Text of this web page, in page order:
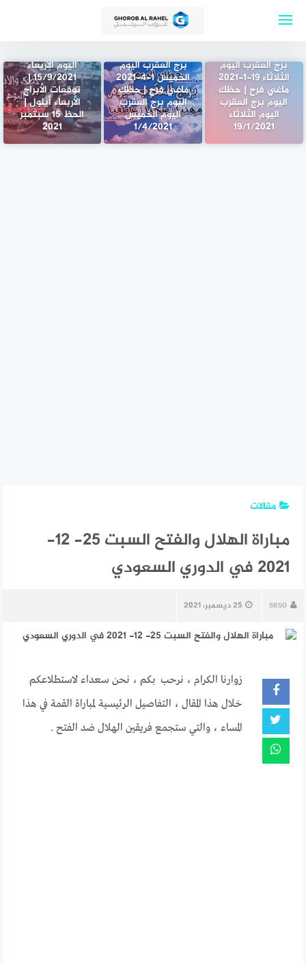
برج العقرب اليوم
الثلاثاء 19-1-2021
ماغي فرح | حظك
اليوم برج العقرب
اليوم الثلاثاء
19/1/2021
برج العقرب اليوم
الخميس 1-4-2021
ماغي فرح | حظك
اليوم برج العقرب
اليوم الخميس
1/4/2021
اليوم الأربعاء
15/9/2021 |
توقعات الأبراج
الأربعاء أيلول |
الحظ 15 سبتمبر
2021
مقالات
مباراة الهلال والفتح السبت 25- 12-
2021 في الدوري السعودي
seso 25 ديسمبر، 2021
زوارنا الكرام ، نرحب بكم ، نحن سعداء لاستطلاعكم
خلال هذا المقال ، التفاصيل الرئيسية لمباراة القمة في هذا
المساء ، والتي ستجمع فريقين الهلال ضد الفتح .